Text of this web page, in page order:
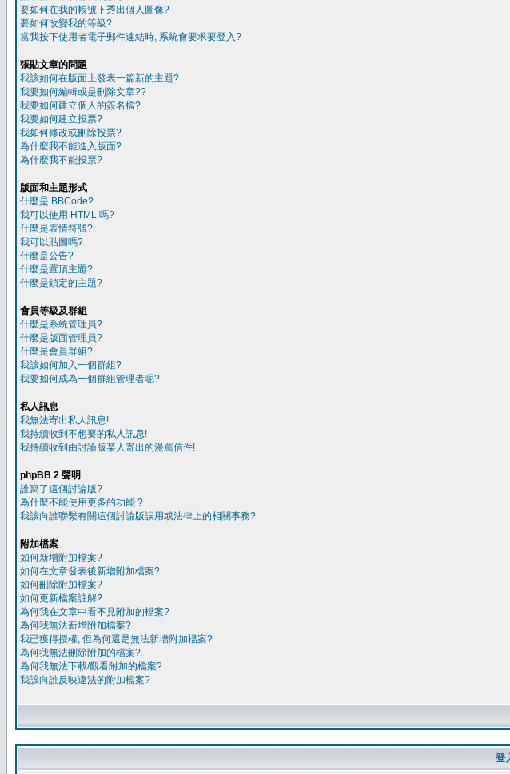
要如何在我的帳號下秀出個人圖像?
要如何改變我的等級?
當我按下使用者電子郵件連結時, 系統會要求要登入?
張貼文章的問題
我該如何在版面上發表一篇新的主題?
我要如何編輯或是刪除文章??
我要如何建立個人的簽名檔?
我要如何建立投票?
我如何修改或刪除投票?
為什麼我不能進入版面?
為什麼我不能投票?
版面和主題形式
什麼是 BBCode?
我可以使用 HTML 嗎?
什麼是表情符號?
我可以貼圖嗎?
什麼是公告?
什麼是置頂主題?
什麼是鎖定的主題?
會員等級及群組
什麼是系統管理員?
什麼是版面管理員?
什麼是會員群組?
我該如何加入一個群組?
我要如何成為一個群組管理者呢?
私人訊息
我無法寄出私人訊息!
我持續收到不想要的私人訊息!
我持續收到由討論版某人寄出的漫罵信件!
phpBB 2 聲明
誰寫了這個討論版?
為什麼不能使用更多的功能 ?
我該向誰聯繫有關這個討論版誤用或法律上的相關事務?
附加檔案
如何新增附加檔案?
如何在文章發表後新增附加檔案?
如何刪除附加檔案?
如何更新檔案註解?
為何我在文章中看不見附加的檔案?
為何我無法新增附加檔案?
我已獲得授權, 但為何還是無法新增附加檔案?
為何我無法刪除附加的檔案?
為何我無法下載/觀看附加的檔案?
我該向誰反映違法的附加檔案?
登